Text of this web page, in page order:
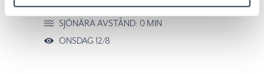
PRIS/BUD: 7 500 000 KR
SJÖNÄRA AVSTÅND: 0 MIN
ONSDAG 12/8